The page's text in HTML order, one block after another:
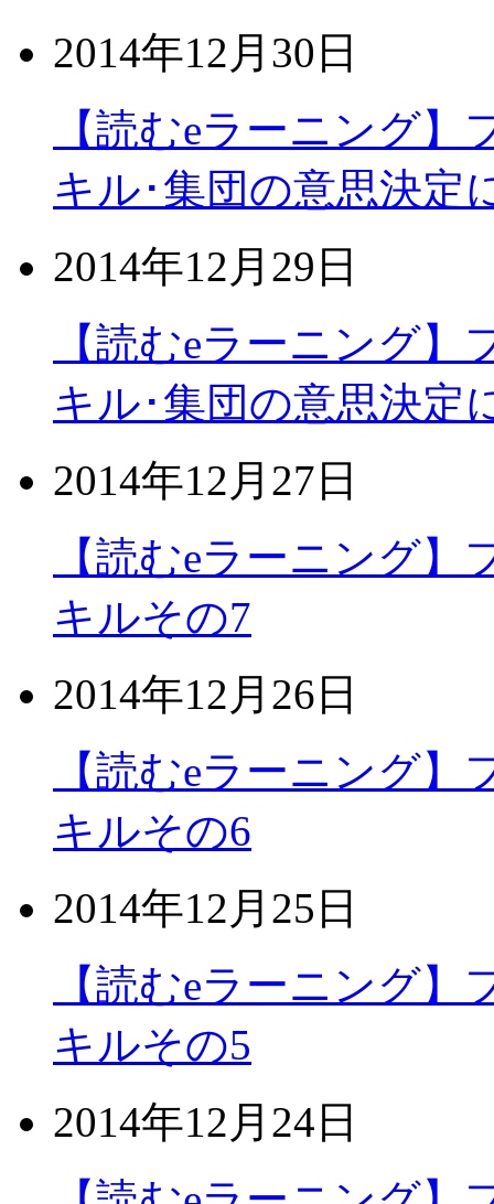
2014年12月30日
【読むeラーニング
キル･集団の意思決定
2014年12月29日
【読むeラーニング
キル･集団の意思決定
2014年12月27日
【読むeラーニング
キルその7
2014年12月26日
【読むeラーニング
キルその6
2014年12月25日
【読むeラーニング
キルその5
2014年12月24日